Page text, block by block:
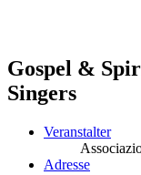
Gospel &
Singers
Veranstalter
Adresse